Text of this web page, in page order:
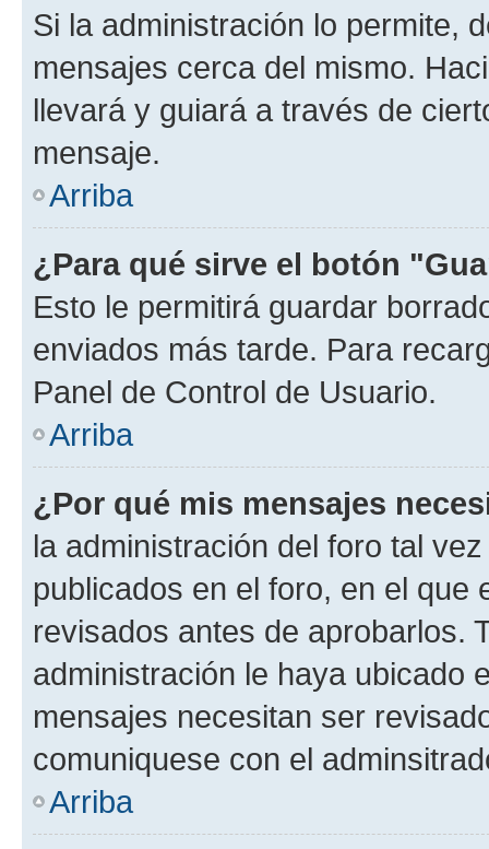
Si la administración lo permite,
mensajes cerca del mismo.
llevará y guiará a través de
mensaje.
Arriba
¿Para qué sirve el botón
Esto le permitirá guardar
enviados más tarde. Para
Panel de Control de Usuario.
Arriba
¿Por qué mis mensajes
la administración del foro tal
publicados en el foro, en el
revisados antes de aprobarlos.
administración le haya ubicado
mensajes necesitan ser
comuniquese con el
Arriba